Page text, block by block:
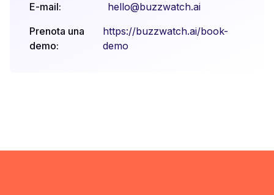
E-mail:
hello@buzzwatch.ai
Prenota una
demo:
https://buzzwatch.ai/book-
demo